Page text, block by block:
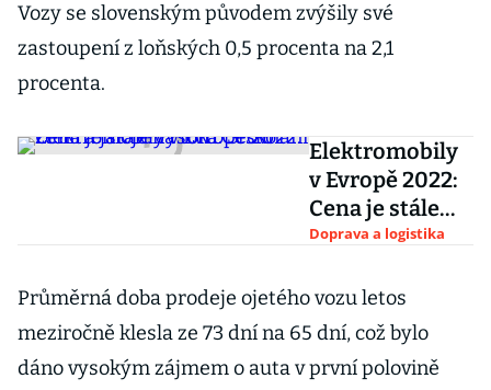
Vozy se slovenským původem zvýšily své
zastoupení z loňských 0,5 procenta na 2,1
procenta.
Elektromobily
v Evropě 2022:
Cena je stále
vysoká.
a jak je na tom
Česko
Doprava a logistika
Průměrná doba prodeje ojetého vozu letos
meziročně klesla ze 73 dní na 65 dní, což bylo
dáno vysokým zájmem o auta v první polovině